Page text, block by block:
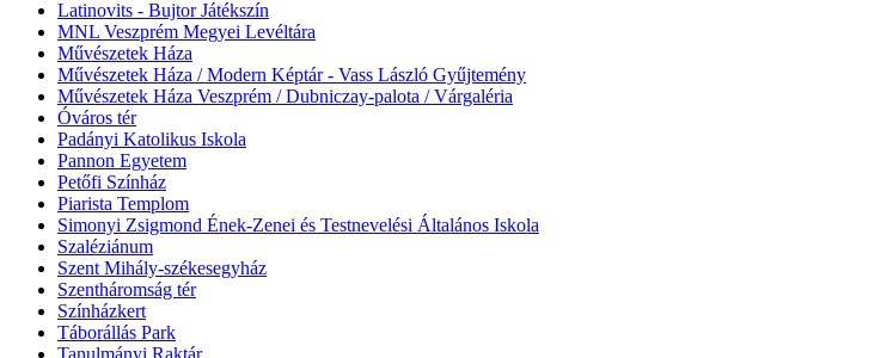
Latinovits - Bujtor Játékszín
MNL Veszprém Megyei Levéltára
Művészetek Háza
Művészetek Háza / Modern Képtár - Vass László Gyűjtemény
Művészetek Háza Veszprém / Dubniczay-palota / Várgaléria
Óváros tér
Padányi Katolikus Iskola
Pannon Egyetem
Petőfi Színház
Piarista Templom
Simonyi Zsigmond Ének-Zenei és Testnevelési Általános Iskola
Szaléziánum
Szent Mihály-székesegyház
Szentháromság tér
Színházkert
Táborállás Park
Tanulmányi Raktár